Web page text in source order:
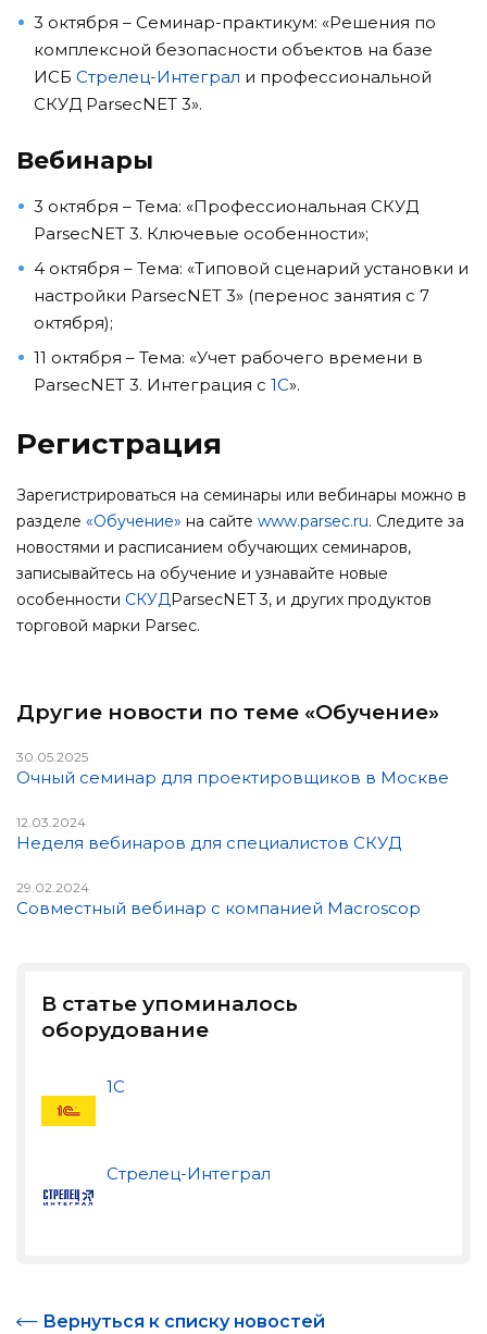
3 октября – Семинар-практикум: «Решения по
комплексной безопасности объектов на базе
ИСБ Стрелец-Интеграл и профессиональной
СКУД ParsecNET 3».
Вебинары
3 октября – Тема: «Профессиональная СКУД
ParsecNET 3. Ключевые особенности»;
4 октября – Тема: «Типовой сценарий установки и
настройки ParsecNET 3» (перенос занятия с 7
октября);
11 октября – Тема: «Учет рабочего времени в
ParsecNET 3. Интеграция с 1С».
Регистрация
Зарегистрироваться на семинары или вебинары можно в
разделе «Обучение» на сайте www.parsec.ru. Следите за
новостями и расписанием обучающих семинаров,
записывайтесь на обучение и узнавайте новые
особенности СКУДParsecNET 3, и других продуктов
торговой марки Parsec.
Другие новости по теме «Обучение»
30.05.2025
Очный семинар для проектировщиков в Москве
12.03.2024
Неделя вебинаров для специалистов СКУД
29.02.2024
Совместный вебинар с компанией Macroscop
В статье упоминалось
оборудование
1С
Стрелец-Интеграл
Вернуться к списку новостей